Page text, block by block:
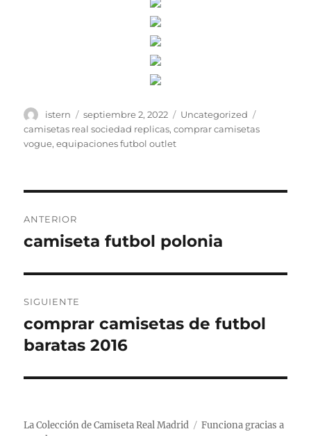
Autor
istern
Publicado
el
septiembre 2, 2022 Categorías
Uncategorized
camisetas real sociedad replicas,comprar camisetas
vogue,equipaciones futbol outlet
de
ANTERIOR
Entrada
camiseta futbol polonia
SIGUIENTE
Entrada
siguiente:
comprar camisetas de futbol
baratas 2016
La Colección de Camiseta Real Madrid
Funciona gracias a